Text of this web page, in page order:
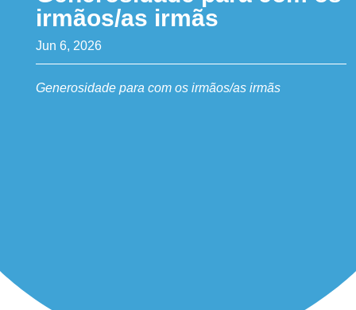
irmãos/as irmãs
Jun 6, 2026
Generosidade para com os irmãos/as irmãs